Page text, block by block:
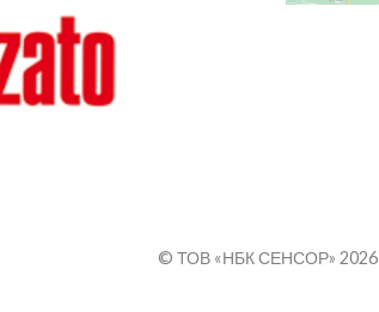
© ТОВ «НБК СЕНСОР» 2026